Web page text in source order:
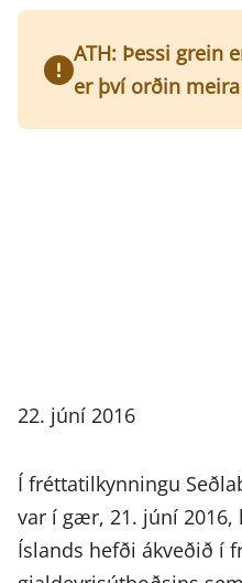
ATH: Þessi grein
er því orðin
22. júní 2016
Í fréttatilkynningu
var í gær, 21. júní 2016,
Íslands hefði ákveðið í